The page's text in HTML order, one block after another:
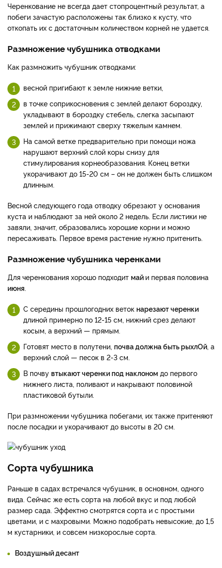
Черенкование не всегда дает стопроцентный результат, а
побеги зачастую расположены так близко к кусту, что
откопать их с достаточным количеством корней не удается.
Размножение чубушника отводками
Как размножить чубушник отводками:
весной пригибают к земле нижние ветки,
в точке соприкосновения с землей делают бороздку,
укладывают в бороздку стебель, слегка засыпают
землей и прижимают сверху тяжелым камнем.
На самой ветке предварительно при помощи ножа
нарушают верхний слой коры снизу для
стимулирования корнеобразования. Конец ветки
укорачивают до 15-20 см – он не должен быть слишком
длинным.
Весной следующего года отводку обрезают у основания
куста и наблюдают за ней около 2 недель. Если листики не
завяли, значит, образовались хорошие корни и можно
пересаживать. Первое время растение нужно притенить.
Размножение чубушника черенками
Для черенкования хорошо подходит май и первая половина
июня
С середины прошлогодних веток нарезают черенки
длиной примерно по 12-15 см, нижний срез делают
косым, а верхний — прямым.
Готовят место в полутени, почва должна быть рыхлОй , а
верхний слой — песок в 2-3 см.
В почву втыкают черенки под наклоном до первого
нижнего листа, поливают и накрывают половиной
пластиковой бутыли.
При размножении чубушника побегами, их также притеняют
после посадки и укорачивают до высоты в 20 см.
Сорта чубушника
Раньше в садах встречался чубушник, в основном, одного
вида. Сейчас же есть сорта на любой вкус и под любой
размер сада. Эффектно смотрятся сорта и с простыми
цветами, и с махровыми. Можно подобрать невысокие, до 1,5
м кустарники, и совсем низкорослые сорта.
Воздушный десант